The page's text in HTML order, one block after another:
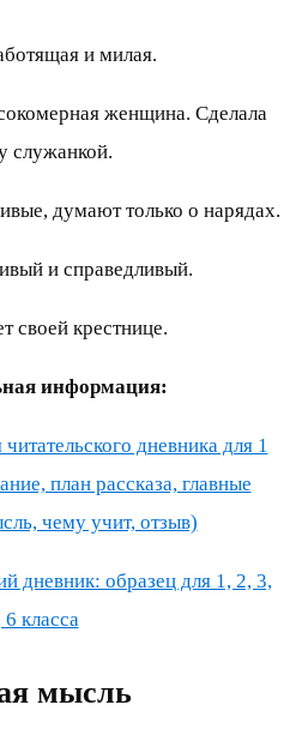
и милая.
женщина. Сделала
служанкой.
думают только о нарядах.
и справедливый.
своей крестнице.
информация:
дневника для 1
план рассказа, главные
чему учит, отзыв)
дневник: образец для 1, 2, 3,
6 класса
мысль